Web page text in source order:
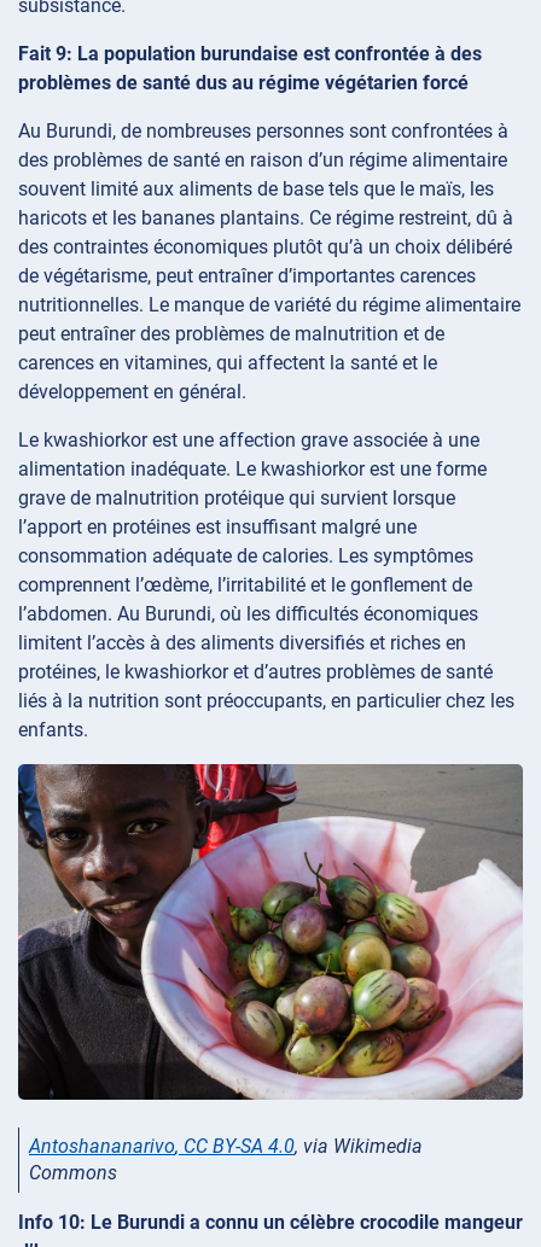
subsistance.
Fait 9: La population burundaise est confrontée à des
problèmes de santé dus au régime végétarien forcé
Au Burundi, de nombreuses personnes sont confrontées à
des problèmes de santé en raison d’un régime alimentaire
souvent limité aux aliments de base tels que le maïs, les
haricots et les bananes plantains. Ce régime restreint, dû à
des contraintes économiques plutôt qu’à un choix délibéré
de végétarisme, peut entraîner d’importantes carences
nutritionnelles. Le manque de variété du régime alimentaire
peut entraîner des problèmes de malnutrition et de
carences en vitamines, qui affectent la santé et le
développement en général.
Le kwashiorkor est une affection grave associée à une
alimentation inadéquate. Le kwashiorkor est une forme
grave de malnutrition protéique qui survient lorsque
l’apport en protéines est insuffisant malgré une
consommation adéquate de calories. Les symptômes
comprennent l’œdème, l’irritabilité et le gonflement de
l’abdomen. Au Burundi, où les difficultés économiques
limitent l’accès à des aliments diversifiés et riches en
protéines, le kwashiorkor et d’autres problèmes de santé
liés à la nutrition sont préoccupants, en particulier chez les
enfants.
Antoshananarivo, CC BY-SA 4.0, via Wikimedia
Commons
Info 10: Le Burundi a connu un célèbre crocodile mangeur